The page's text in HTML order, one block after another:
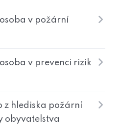
v požární
v prevenci rizik
z hlediska požární
obyvatelstva